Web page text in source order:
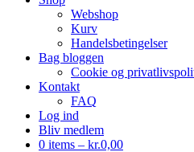
Webshop
Kurv
Handelsbetingelser
Bag bloggen
Cookie og
Kontakt
FAQ
Log ind
Bliv medlem
0 items – kr.0,00